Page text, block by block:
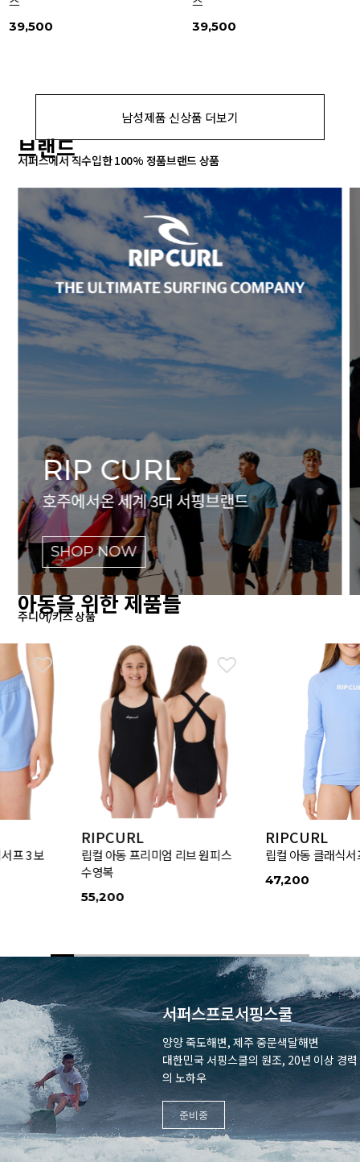
39,500 39,500
남성제품 신상품 더보기
브랜드
서퍼스에서 직수입한 100% 정품브랜드 상품
RIP CURL
호주에서온 세계 3대 서핑브랜드
SHOP NOW
아동을 위한 제품들
주니어/키즈 상품
립컬 아동 프리미엄 리브 원피스
립컬 아동 클래식서프 래쉬가드
서퍼스프로서핑스쿨
양양 죽도해변, 제주 중문색달해변
대한민국 서핑스쿨의 원조, 20년 이상 경력
의 노하우
준비중